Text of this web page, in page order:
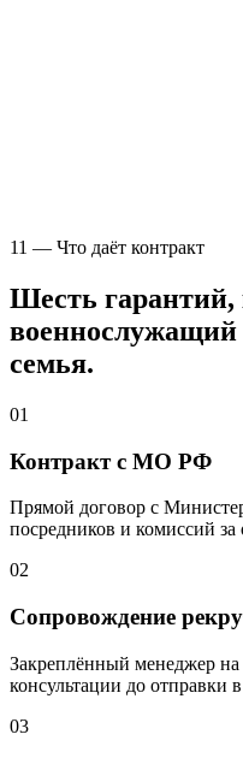
11 — Что даёт контракт
Шесть гарантий,
военнослужащий
семья.
01
Контракт с МО РФ
Прямой договор с
посредников и комиссий
02
Сопровождение
Закреплённый менеджер
консультации до отправки в
03